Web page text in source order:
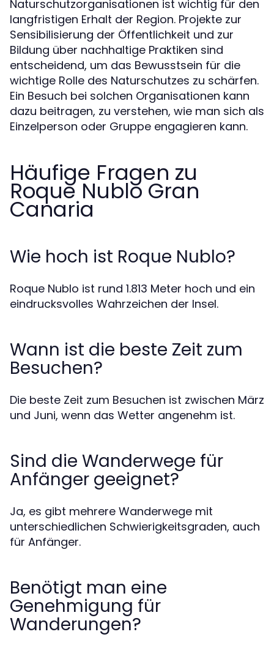
Naturschutzorganisationen ist wichtig für den
langfristigen Erhalt der Region. Projekte zur
Sensibilisierung der Öffentlichkeit und zur
Bildung über nachhaltige Praktiken sind
entscheidend, um das Bewusstsein für die
wichtige Rolle des Naturschutzes zu schärfen.
Ein Besuch bei solchen Organisationen kann
dazu beitragen, zu verstehen, wie man sich als
Einzelperson oder Gruppe engagieren kann.
Häufige Fragen zu
Roque Nublo Gran
Canaria
Wie hoch ist Roque Nublo?
Roque Nublo ist rund 1.813 Meter hoch und ein
eindrucksvolles Wahrzeichen der Insel.
Wann ist die beste Zeit zum
Besuchen?
Die beste Zeit zum Besuchen ist zwischen März
und Juni, wenn das Wetter angenehm ist.
Sind die Wanderwege für
Anfänger geeignet?
Ja, es gibt mehrere Wanderwege mit
unterschiedlichen Schwierigkeitsgraden, auch
für Anfänger.
Benötigt man eine
Genehmigung für
Wanderungen?